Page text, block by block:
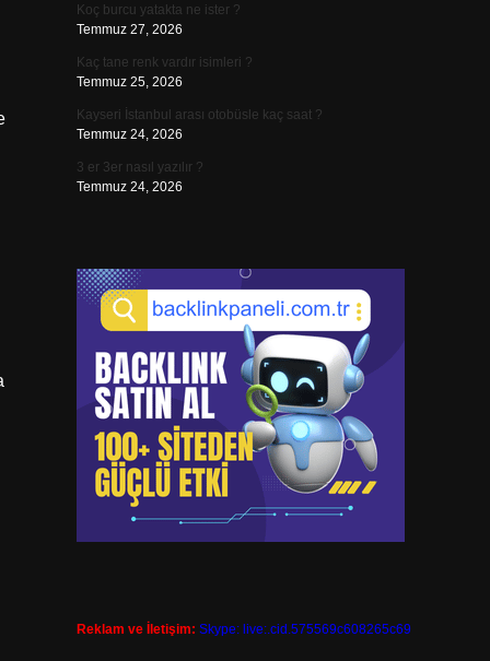
Koç burcu yatakta ne ister ?
Temmuz 27, 2026
Kaç tane renk vardır isimleri ?
Temmuz 25, 2026
Kayseri İstanbul arası otobüsle kaç saat ?
Temmuz 24, 2026
3 er 3er nasıl yazılır ?
Temmuz 24, 2026
Reklam ve İletişim: Skype: live:.cid.575569c608265c69